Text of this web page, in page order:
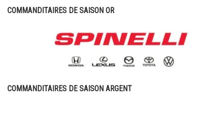
COMMANDITAIRES DE SAISON OR
COMMANDITAIRES DE SAISON ARGENT